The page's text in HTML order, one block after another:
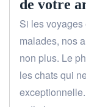
de votre
Si les
malades, nos
non plus. Le
les chats qui